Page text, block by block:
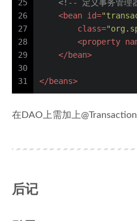
25
26
27
28
29
30
31
<!-- 定义事务管理
<bean id=
class=
<property
</bean>
</beans>
在DAO上需加上
后记